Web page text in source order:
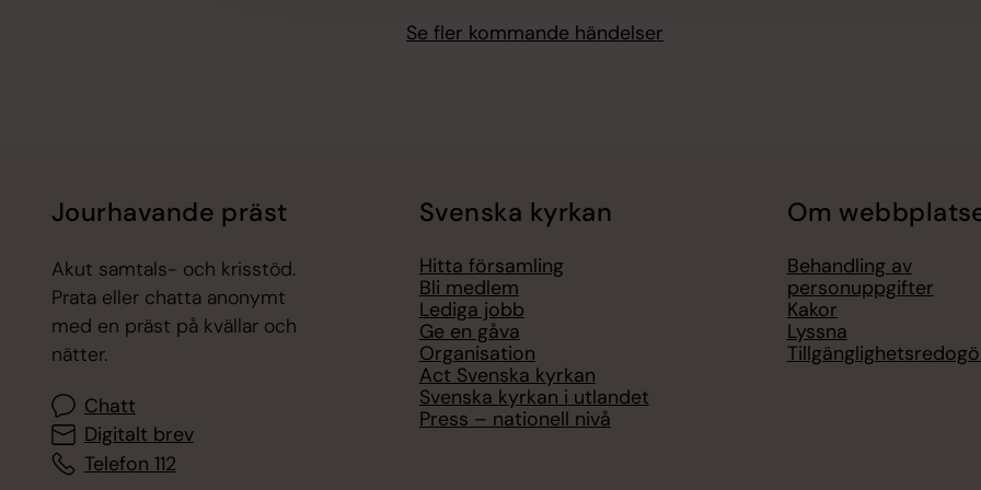
Se fler kommande händelser
Jourhavande präst
Akut samtals- och krisstöd.
Prata eller chatta anonymt
med en präst på kvällar och
nätter.
Chatt
Digitalt brev
Telefon 112
Svenska kyrkan
Hitta församling
Bli medlem
Lediga jobb
Ge en gåva
Organisation
Act Svenska kyrkan
Svenska kyrkan i utlandet
Press – nationell nivå
Om
Behandling av
personuppgifter
Kakor
Lyssna